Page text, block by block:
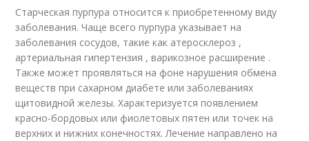
Старческая пурпура относится к приобретенному виду
заболевания. Чаще всего пурпура указывает на
заболевания сосудов, такие как атеросклероз ,
артериальная гипертензия , варикозное расширение .
Также может проявляться на фоне нарушения обмена
веществ при сахарном диабете или заболеваниях
щитовидной железы. Характеризуется появлением
красно-бордовых или фиолетовых пятен или точек на
верхних и нижних конечностях. Лечение направлено на